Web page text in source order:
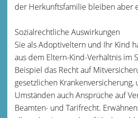
der Herkunftsfamilie bleiben aber
Sozialrechtliche Auswirkungen
Sie als Adoptiveltern und Ihr Kind
aus dem Eltern-Kind-Verhältnis im
Beispiel das Recht auf
gesetzlichen Krankenversicherung,
Umständen auch Ansprüche auf
Beamten- und Tarifrecht.